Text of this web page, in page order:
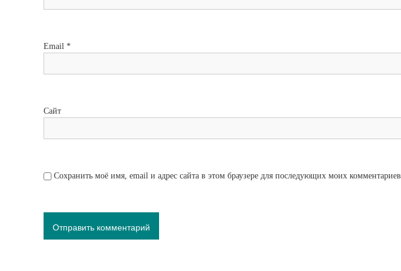
Email *
Сайт
Сохранить моё имя, email и адрес сайта в этом браузере для последующих моих комментариев.